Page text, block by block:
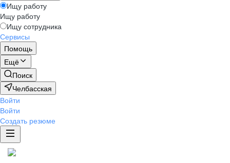
Ищу работу
Ищу работу
Ищу сотрудника
Сервисы
Помощь
Ещё
Поиск
Челбасская
Войти
Войти
Создать резюме